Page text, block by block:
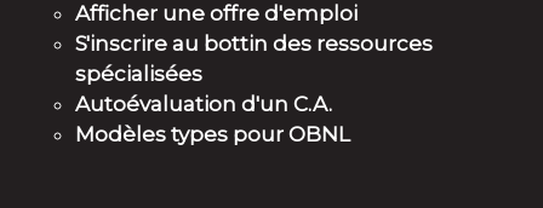
Afficher une offre d'emploi
S'inscrire au bottin des ressources
spécialisées
Autoévaluation d'un C.A.
Modèles types pour OBNL